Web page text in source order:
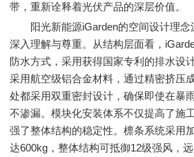
带，重新诠释着光伏产品的深层价值。
阳光新能源iGarden的空间设计理念
深入理解与尊重。从结构层面看，
防水方式，采用获得国家专利的排水设
采用航空级铝合金材料，通过精密挤压
处都采用双重密封设计，确保即使在暴
不渗漏。模块化安装体系不仅提高了施
强了整体结构的稳定性。檩条系统采用
达600kg，整体结构可抵御12级强风，